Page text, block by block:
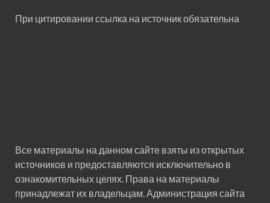
При цитировании ссылка на источник обязательна
Все материалы на данном сайте взяты из открытых
источников и предоставляются исключительно в
ознакомительных целях. Права на материалы
принадлежат их владельцам. Администрация сайта